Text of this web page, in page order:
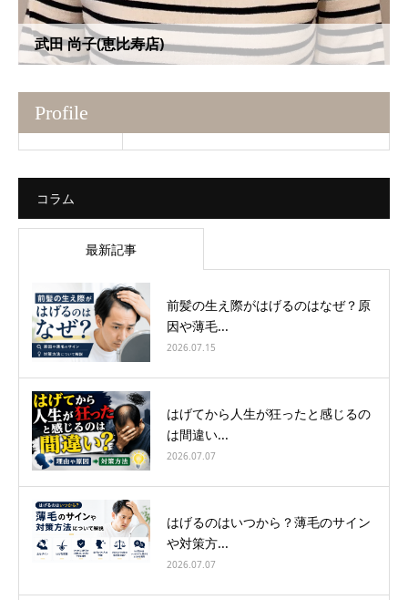
武田 尚子(恵比寿店)
Profile
コラム
最新記事
前髪の生え際がはげるのはなぜ？原
因や薄毛...
2026.07.15
はげてから人生が狂ったと感じるの
は間違い...
2026.07.07
はげるのはいつから？薄毛のサイン
や対策方...
2026.07.07